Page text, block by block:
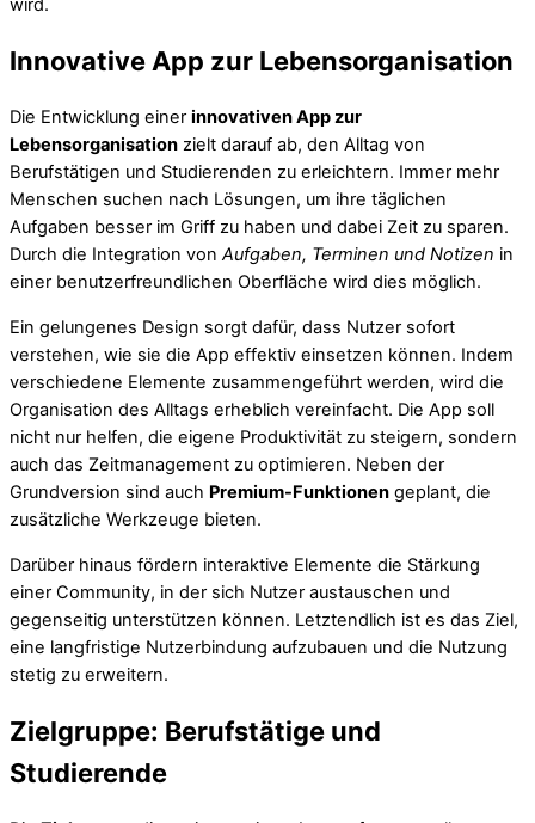
wird.
Innovative App zur Lebensorganisation
Die Entwicklung einer innovativen App zur
Lebensorganisation zielt darauf ab, den Alltag von
Berufstätigen und Studierenden zu erleichtern. Immer mehr
Menschen suchen nach Lösungen, um ihre täglichen
Aufgaben besser im Griff zu haben und dabei Zeit zu sparen.
Durch die Integration von Aufgaben, Terminen und Notizen in
einer benutzerfreundlichen Oberfläche wird dies möglich.
Ein gelungenes Design sorgt dafür, dass Nutzer sofort
verstehen, wie sie die App effektiv einsetzen können. Indem
verschiedene Elemente zusammengeführt werden, wird die
Organisation des Alltags erheblich vereinfacht. Die App soll
nicht nur helfen, die eigene Produktivität zu steigern, sondern
auch das Zeitmanagement zu optimieren. Neben der
Grundversion sind auch Premium-Funktionen geplant, die
zusätzliche Werkzeuge bieten.
Darüber hinaus fördern interaktive Elemente die Stärkung
einer Community, in der sich Nutzer austauschen und
gegenseitig unterstützen können. Letztendlich ist es das Ziel,
eine langfristige Nutzerbindung aufzubauen und die Nutzung
stetig zu erweitern.
Zielgruppe: Berufstätige und
Studierende